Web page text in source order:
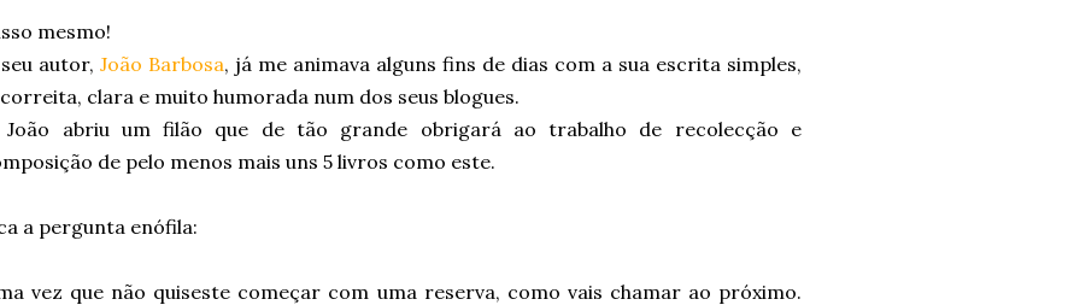
mesmo!
autor, João Barbosa, já me animava alguns fins de dias com a sua escrita simples,
clara e muito humorada num dos seus blogues.
João abriu um filão que de tão grande obrigará ao trabalho de recolecção e
de pelo menos mais uns 5 livros como este.
a pergunta enófila:
vez que não quiseste começar com uma reserva, como vais chamar ao próximo.